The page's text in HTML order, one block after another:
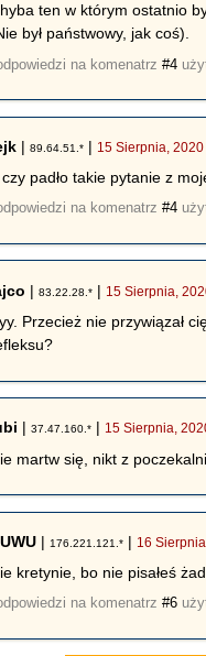
ten w którym ostatnio
był państwowy, jak coś).
na komenatrz#4
|89.64.51.* | 15 Sierpnia,
czy padło takie pytanie z
na komenatrz#4
|83.22.28.* | 15 Sierpnia,
Przecież nie przywiązał
|37.47.160.* | 15 Sierpnia,
martw się, nikt z
| 176.221.121.* | 16
kretynie, bo nie pisałeś
na komenatrz#6